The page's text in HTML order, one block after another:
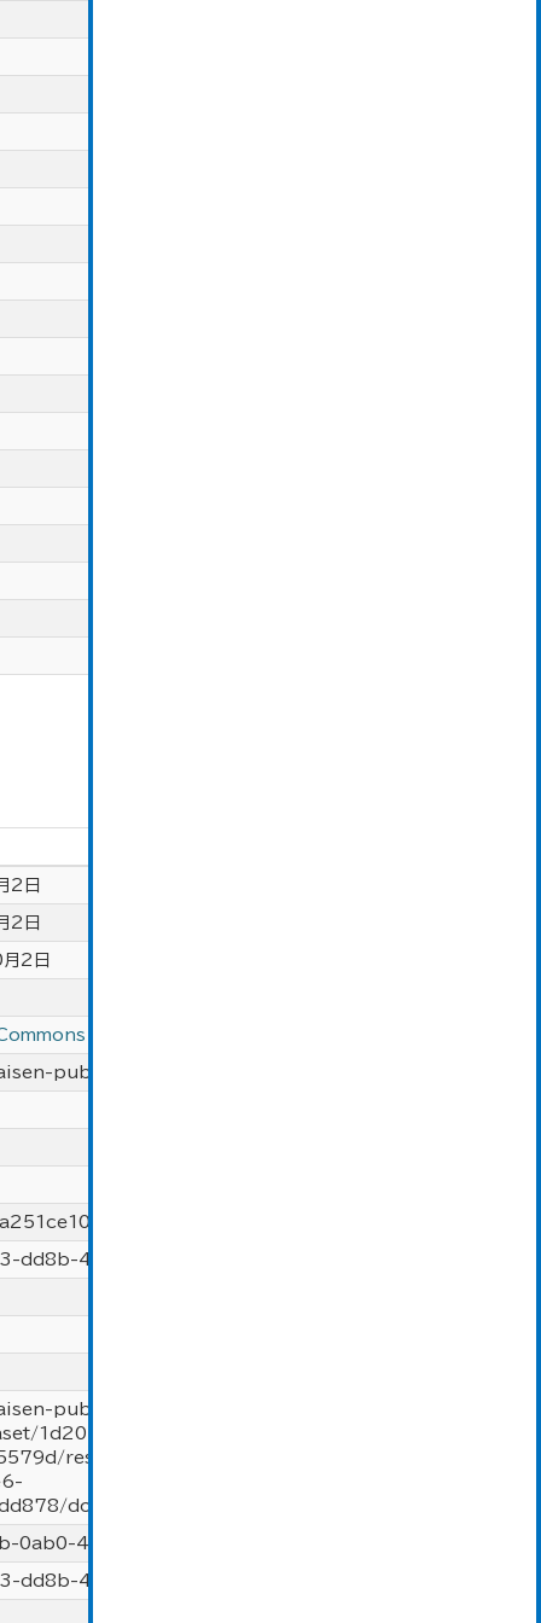
2日
2日
2日
Attribution
public.lgwan.torapants.net
dd8b-4e6e-aae6-9ed6d78dd878
public.lgwan.torapants.net/open-
1d20bc7b-0ab0-4b97-8dbc-
resource/db4d3f43-dd8b-
download/ibentoitiran2.csv
0ab0-4b97-8dbc-bfbadc75579d
dd8b-4e6e-aae6-9ed6d78dd878